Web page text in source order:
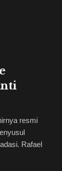
resmi
Rafael